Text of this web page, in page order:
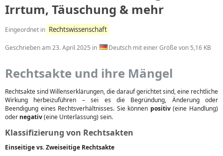
Irrtum, Täuschung & mehr
Eingeordnet in Rechtswissenschaft
Geschrieben am23. April 2025 in Deutsch mit einer Größe von 5,16 KB
Rechtsakte und ihre Mängel
Rechtsakte sind Willenserklärungen, die darauf gerichtet sind, eine rechtliche
Wirkung herbeizuführen – sei es die Begründung, Änderung oder
Beendigung eines Rechtsverhältnisses. Sie können positiv(eine Handlung)
oder negativ(eine Unterlassung) sein.
Klassifizierung von Rechtsakten
Einseitige vs. Zweiseitige Rechtsakte